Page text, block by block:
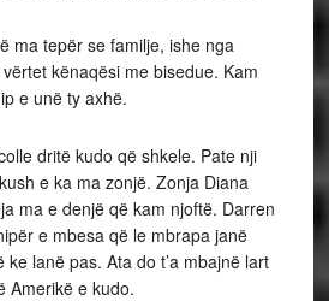
ma tepër se familje, ishe nga
vërtet kënaqësi me bisedue. Kam
e unë ty axhë.
dritë kudo që shkele. Pate nji
e ka ma zonjë. Zonja Diana
ma e denjë që kam njoftë. Darren
e mbesa që le mbrapa janë
lanë pas. Ata do t’a mbajnë lart
Amerikë e kudo.